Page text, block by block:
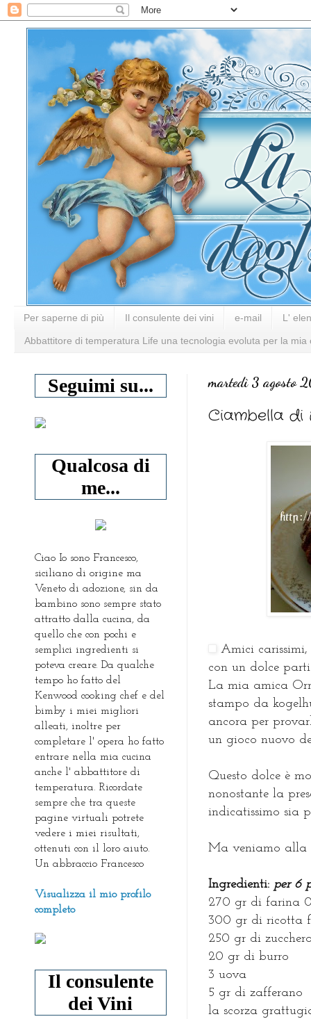
Per saperne di più Il consulente dei vini e-mail L'
Abbattitore di temperatura Life una tecnologia evoluta per la mia
martedì 3 agosto
Ciambella
Amici
con un dolce
La mia amica
stampo da
ancora per
un gioco nuovo
Questo dolce è
nonostante la
indicatissimo sia
Ma veniamo alla
Ingredienti: per 6
270 gr di farina
300 gr di ricotta
250 gr di
20 gr di burro
3 uova
5 gr di zafferano
la scorza
Seguimi su...
Qualcosa di
me...
Ciao Io sono Francesco,
siciliano di origine ma
Veneto di adozione, sin da
bambino sono sempre stato
attratto dalla cucina, da
quello che con pochi e
semplici ingredienti si
poteva creare. Da qualche
tempo ho fatto del
Kenwood cooking chef e del
bimby i miei migliori
alleati, inoltre per
completare l' opera ho fatto
entrare nella mia cucina
anche l' abbattitore di
temperatura. Ricordate
sempre che tra queste
pagine virtuali potrete
vedere i miei risultati,
ottenuti con il loro aiuto.
Un abbraccio Francesco
Visualizza il mio profilo
completo
Il consulente
dei Vini